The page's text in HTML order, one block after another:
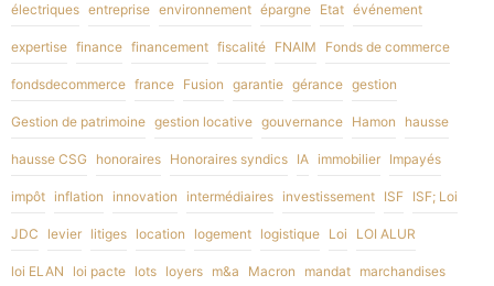
électriques entreprise environnement épargne Etat événement
expertise finance financement fiscalité FNAIM Fonds de commerce
fondsdecommerce france Fusion garantie gérance gestion
Gestion de patrimoine gestion locative gouvernance Hamon hausse
hausse CSG honoraires Honoraires syndics IA immobilier Impayés
impôt inflation innovation intermédiaires investissement ISF ISF; Loi
JDC levier litiges location logement logistique Loi LOI ALUR
loi ELAN loi pacte lots loyers m&a Macron mandat marchandises